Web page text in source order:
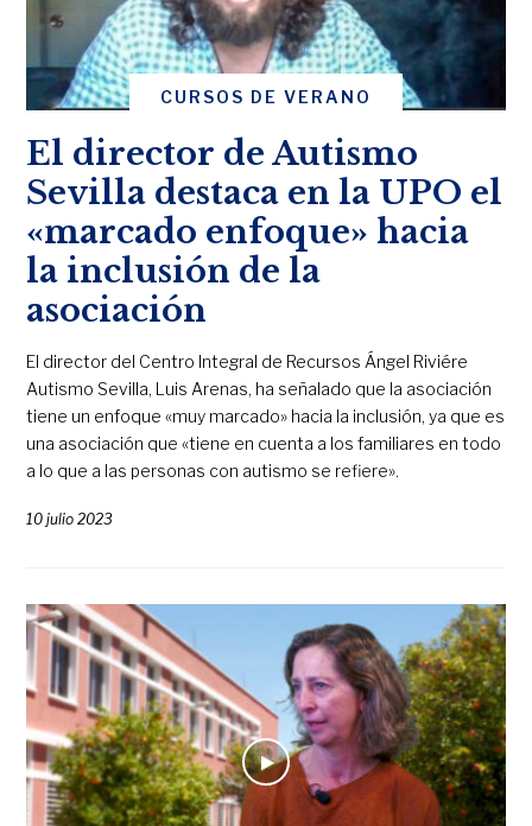
CURSOS DE VERANO
El director de Autismo
Sevilla destaca en la UPO el
«marcado enfoque» hacia
la inclusión de la
asociación
El director del Centro Integral de Recursos Ángel Riviére
Autismo Sevilla, Luis Arenas, ha señalado que la asociación
tiene un enfoque «muy marcado» hacia la inclusión, ya que es
una asociación que «tiene en cuenta a los familiares en todo
a lo que a las personas con autismo se refiere».
10 julio 2023